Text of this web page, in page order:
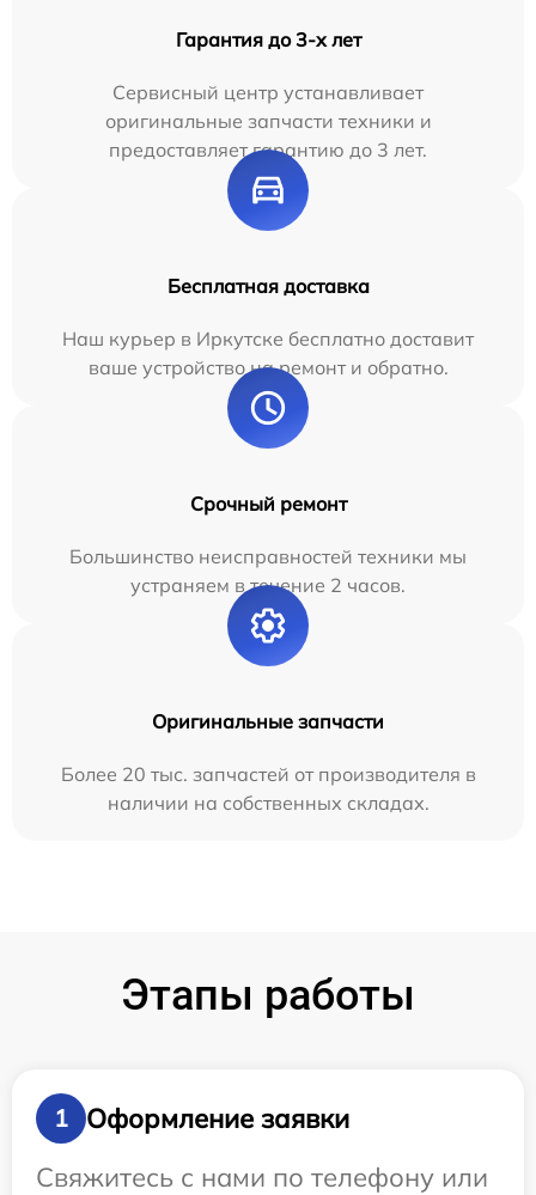
Гарантия до 3-х лет
Сервисный центр устанавливает
оригинальные запчасти техники и
предоставляет гарантию до 3 лет.
Бесплатная доставка
Наш курьер в Иркутске бесплатно доставит
ваше устройство на ремонт и обратно.
Срочный ремонт
Большинство неисправностей техники мы
устраняем в течение 2 часов.
Оригинальные запчасти
Более 20 тыс. запчастей от производителя в
наличии на собственных складах.
Этапы работы
1
Оформление заявки
Свяжитесь с нами по телефону или